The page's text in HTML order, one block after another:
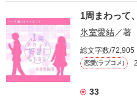
感想
ステータス
作品の長さ
推し。それは心のオアシス。
わたしにとっては、遠く手の届
こそが幸せ。
それなのに──
1周まわって
氷室愛結／著
総文字数/72,905
恋愛(ラブコメ)
33